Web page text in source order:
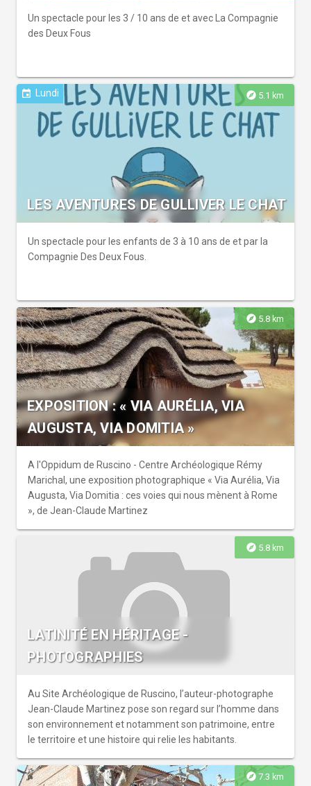
Un spectacle pour les 3 / 10 ans de et avec La Compagnie
des Deux Fous
explore 5.1 km
event Lundi
LES AVENTURES DE GULLIVER LE CHAT
Un spectacle pour les enfants de 3 à 10 ans de et par la
Compagnie Des Deux Fous.
explore 5.8 km
EXPOSITION : « VIA AURÉLIA, VIA
AUGUSTA, VIA DOMITIA »
A l'Oppidum de Ruscino - Centre Archéologique Rémy
Marichal, une exposition photographique « Via Aurélia, Via
Augusta, Via Domitia : ces voies qui nous mènent à Rome
», de Jean-Claude Martinez
explore 5.8 km
LATINITÉ EN HÉRITAGE -
PHOTOGRAPHIES
Au Site Archéologique de Ruscino, l’auteur-photographe
Jean-Claude Martinez pose son regard sur l’homme dans
son environnement et notamment son patrimoine, entre
le territoire et une histoire qui relie les habitants.
explore 7.3 km